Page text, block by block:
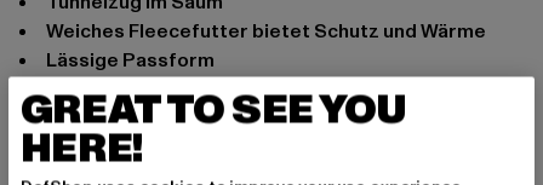
Weiches Fleecefutter bietet Schutz und Wärme
Lässige Passform
Anlass: Alltag
Ausschnitt: Kapuze
Ärmelart: Langarm
GREAT TO SEE YOU
HERE!